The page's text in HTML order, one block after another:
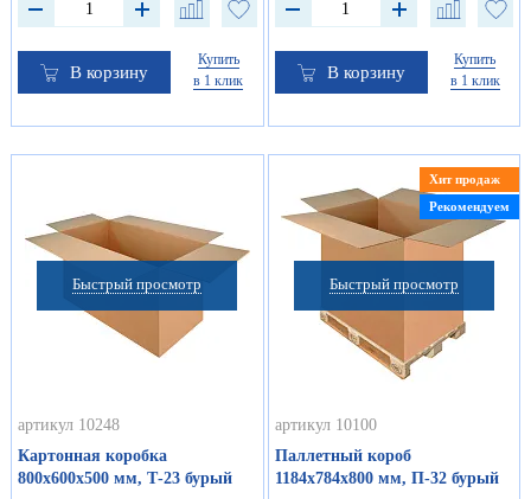
В корзину
Купить
в 1 клик
В корзину
Купить
в 1 клик
Быстрый просмотр
артикул 10248
Картонная коробка
800х600х500 мм, Т-23 бурый
Быстрый просмотр
Хит продаж
Рекомендуем
артикул 10100
Паллетный короб
1184х784х800 мм, П-32 бурый